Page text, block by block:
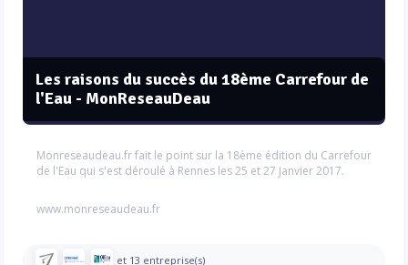
Les raisons du succès du 18ème Carrefour de
l'Eau - MonReseauDeau
Monreseaudeau.fr fait le point sur la 18ème édition du Carrefour
de l'Eau qui s'est déroulé à Rennes les 25 et 27 Janvier 2017.
www.monreseaudeau.fr
et 13 entreprise(s)